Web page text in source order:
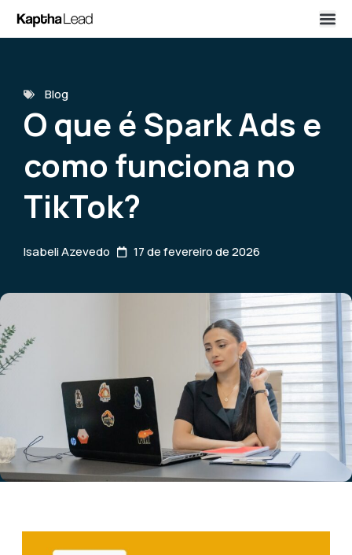
Blog
O que é Spark Ads e
como funciona no
TikTok?
Isabeli Azevedo 17 de fevereiro de 2026